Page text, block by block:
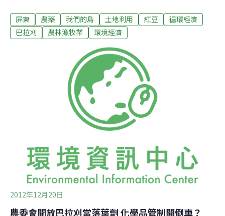
然而機械採收卻面臨落葉時間不一致的問題。2011年，農
委會開放巴拉刈作為落葉劑使用，這個決定，將對台灣農
紅豆田上，一袋袋圓潤飽滿的紅豆，是農民辛苦的成果。
對看天吃飯的農民來說，作物賣出去，錢入袋，才能真正
鬆口氣。今年忽冷忽熱的天氣，讓紅豆產量受影響，屏東
萬丹農會秘書蔡鳳理表示，產量不到往年的三分之一。紅
豆屬於裡作作物。所謂裡作，就是利用兩期作物空檔種植
的作物。紅豆在國慶日前後種植，一月初收割，成長期大
約九十天，溫暖的南台灣，正好適合它的生長，讓紅豆成
5,500公頃。主要產地在屏東萬丹、高雄
屏東 農藥 我們的島 土地利用 紅豆
循環經濟
巴拉刈
農林漁牧業 環境經濟
2012年12月20日
農委會開放巴拉刈當落葉劑 化學品管制開倒車？